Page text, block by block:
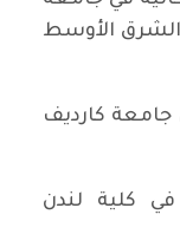
الشرق الأوسط
كارديف
كلية لندن